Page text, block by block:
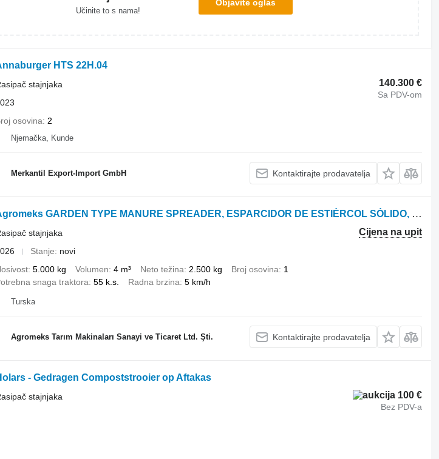
Učinite to s nama!
Objavite oglas
HTS 22H.04
140.300 €
Sa PDV-om
stajnjaka
osovina
2
Njemačka, Kunde
Merkantil Export-Import GmbH Kontaktirajte prodavatelja
Agromeks GARDEN TYPE MANURE SPREADER, ESPARCIDOR DE ESTIÉRCOL SÓLIDO, REM
Cijena na upit
stajnjaka
Stanje
novi
5.000 kg Volumen 4 m³ Neto težina 2.500 kg Broj osovina
1
snaga traktora 55 k.s. Radna brzina 5 km/h
Turska
Agromeks Tarım Makinaları Sanayi ve Ticaret Ltd. Şti. Kontaktirajte prodavatelja
- Gedragen Compoststrooier op Aftakas
100 €
Bez PDV-a
stajnjaka